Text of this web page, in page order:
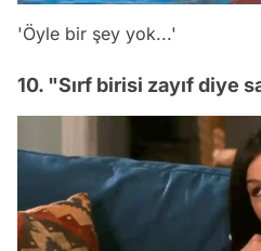
'Öyle bir şey yok...'
10. "Sırf birisi zayıf diye